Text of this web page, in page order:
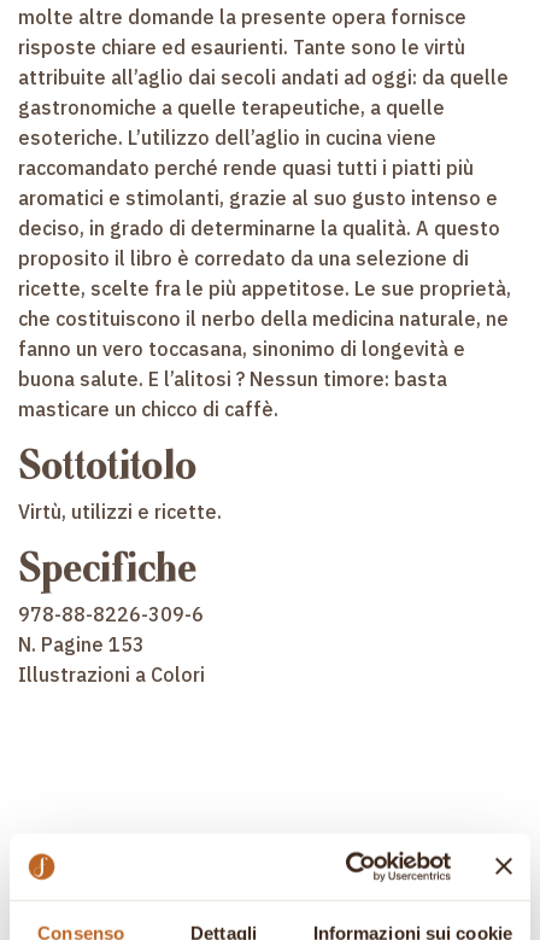
Consenso Dettagli Informazioni sui cookie
molte altre domande la presente opera fornisce
risposte chiare ed esaurienti. Tante sono le virtù
attribuite all’aglio dai secoli andati ad oggi: da quelle
gastronomiche a quelle terapeutiche, a quelle
esoteriche. L’utilizzo dell’aglio in cucina viene
raccomandato perché rende quasi tutti i piatti più
aromatici e stimolanti, grazie al suo gusto intenso e
deciso, in grado di determinarne la qualità. A questo
proposito il libro è corredato da una selezione di
ricette, scelte fra le più appetitose. Le sue proprietà,
che costituiscono il nerbo della medicina naturale, ne
fanno un vero toccasana, sinonimo di longevità e
buona salute. E l’alitosi ? Nessun timore: basta
masticare un chicco di caffè.
Sottotitolo
Virtù, utilizzi e ricette.
Specifiche
978-88-8226-309-6
N. Pagine 153
Illustrazioni a Colori